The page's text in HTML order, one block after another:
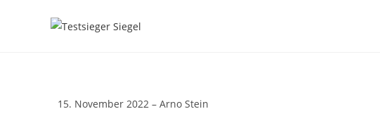
15. November 2022 – Arno Stein